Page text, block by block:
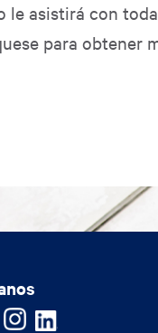
asistirá con
para obtener